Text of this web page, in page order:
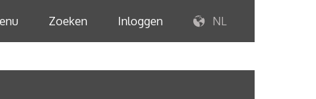
Zoeken Inloggen NL